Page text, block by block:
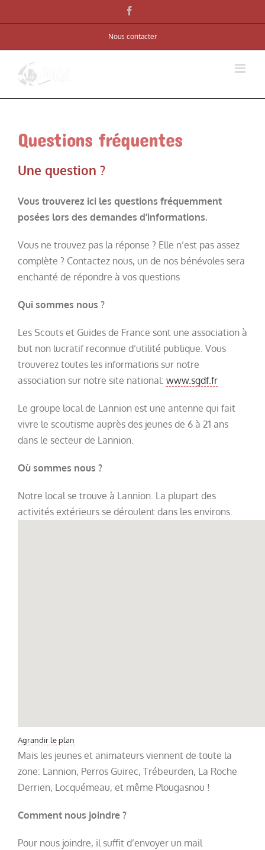
to
Nous contacter
Questions fréquentes
Une question ?
Vous trouverez ici les questions fréquemment
posées lors des demandes d’informations.
Vous ne trouvez pas la réponse ? Elle n’est pas assez
complète ? Contactez nous, un de nos bénévoles sera
enchanté de répondre à vos questions
Qui sommes nous ?
Les Scouts et Guides de France sont une association à
but non lucratif reconnue d’utilité publique. Vous
trouverez toutes les informations sur notre
association sur notre site national: www.sgdf.fr
Le groupe local de Lannion est une antenne qui fait
vivre le scoutisme auprès des jeunes de 6 à 21 ans
dans le secteur de Lannion.
Où sommes nous ?
Notre local se trouve à Lannion. La plupart des
activités extérieurs se déroulent dans les environs.
Agrandir le plan
Mais les jeunes et animateurs viennent de toute la
zone: Lannion, Perros Guirec, Trébeurden, La Roche
Derrien, Locquémeau, et même Plougasnou !
Comment nous joindre ?
Pour nous joindre, il suffit d’envoyer un mail